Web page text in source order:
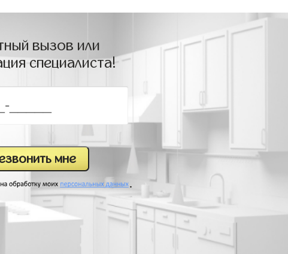
вызов или
специалиста!
.